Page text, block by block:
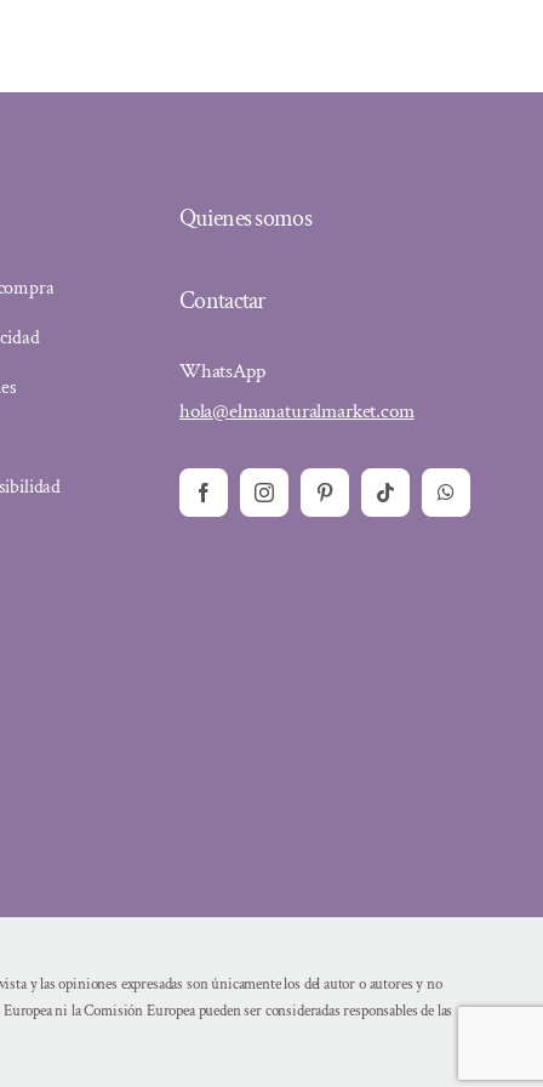
Quienes somos
Contactar
WhatsApp
hola@elmanaturalmarket.com
y las opiniones expresadas son únicamente los del autor o autores y no
ni la Comisión Europea pueden ser consideradas responsables de las